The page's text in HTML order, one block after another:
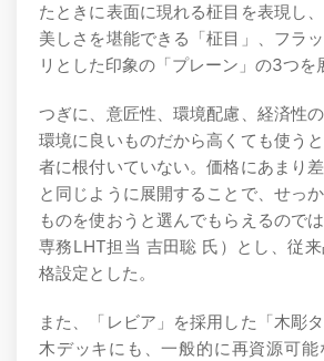
たときに表面に現れる柾目を表現し
美しさを堪能できる「柾目」、フラ
リとした印象の「プレーン」の3つを
つぎに、意匠性、環境配慮、経済性の
環境に良いものだから高くても使う
者に根付いていない。価格にあまり
と同じように展開することで、せっ
ものを使おうと選んでもらえるので
専務LHT担当 吉田聡 氏）とし、従
格設定とした。
また、「レビア」を採用した「木彫
木デッキにも、一般的に再資源可